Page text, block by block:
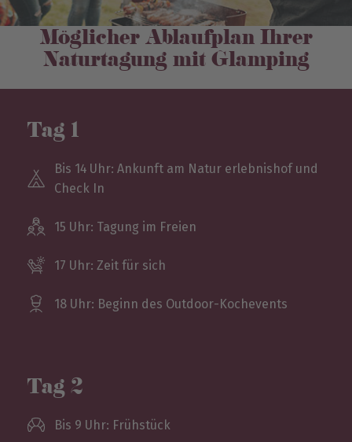
Möglicher Ablaufplan Ihrer
Naturtagung mit Glamping
Tag 1
Bis 14 Uhr: Ankunft am Natur­ erlebnishof und
Check In
15 Uhr: Tagung im Freien
17 Uhr: Zeit für sich
18 Uhr: Beginn des Outdoor-Kochevents
Tag 2
Bis 9 Uhr: Frühstück